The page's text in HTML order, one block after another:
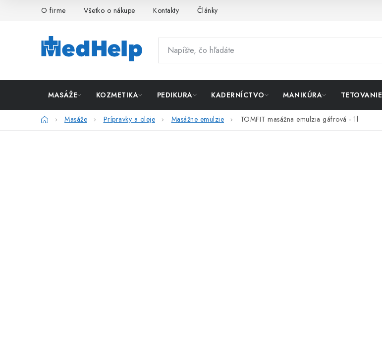
O firme Všetko o nákupe Kontakty Články
MASÁŽE KOZMETIKA PEDIKURA KADERNÍCTVO MANIKÚRA TETOVANIE
DomovMasáže Prípravky a oleje Masážne emulzie TOMFIT masážna emulzia gáfrová - 1l